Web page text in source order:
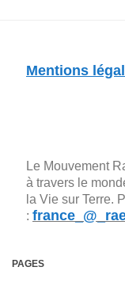
Mentions
Le Mouvement
à travers le
la Vie sur Terre.
:
PAGES